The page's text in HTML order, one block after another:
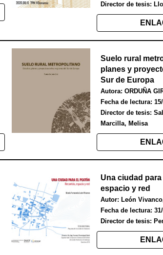
Director de tesis:
Suelo rural
planes y
Sur de Europa
Autora: ORDUÑA
Fecha de lectura:
Director de tesis:
Marcilla, Melisa
Una ciudad
espacio y red
Autor: León
Fecha de lectura: 31/
Director de tesis: